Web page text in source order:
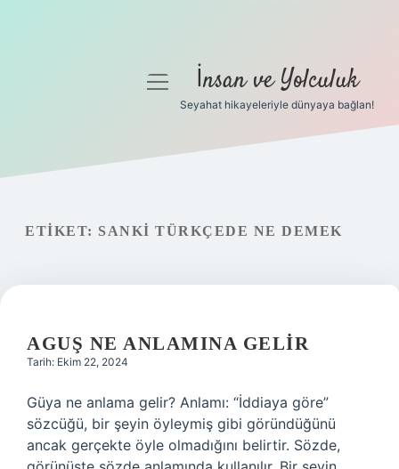
Gizlilik Politikası
menüyü İnsan ve Yolculuk
Seyahat hikayeleriyle dünyaya bağlan!
ETIKET: SANKI TÜRKÇEDE NE DEMEK
AGUŞ NE ANLAMINA GELIR
Tarih: Ekim 22, 2024
Güya ne anlama gelir? Anlamı: “İddiaya göre”
sözcüğü, bir şeyin öyleymiş gibi göründüğünü
ancak gerçekte öyle olmadığını belirtir. Sözde,